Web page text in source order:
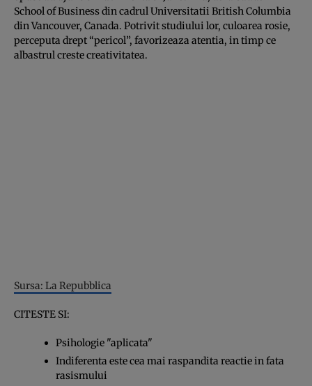
School of Business din cadrul Universitatii British Columbia
din Vancouver, Canada. Potrivit studiului lor, culoarea rosie,
perceputa drept “pericol”, favorizeaza atentia, in timp ce
albastrul creste creativitatea.
Sursa: La Repubblica
CITESTE SI:
Psihologie "aplicata"
Indiferenta este cea mai raspandita reactie in fata
rasismului